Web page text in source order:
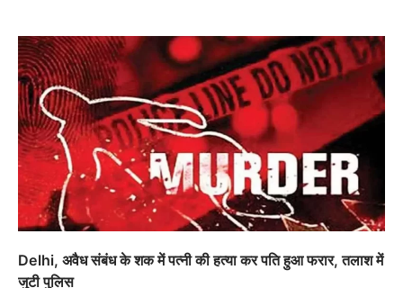
Delhi, अवैध संबंध के शक में पत्नी की हत्या कर पति हुआ फरार, तलाश में
जुटी पुलिस